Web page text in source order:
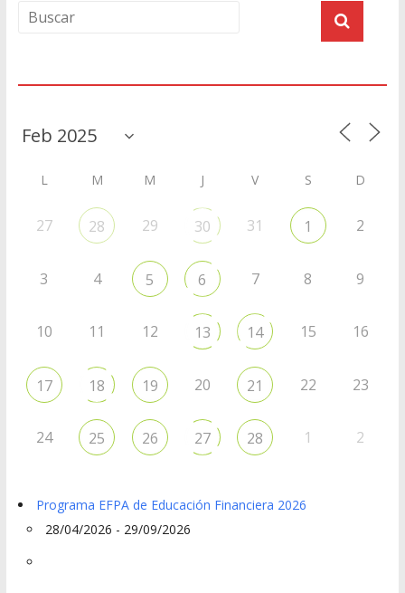
L M M J V S D
27 28 29 30 31 1 2
3 4 5 6 7 8 9
10 11 12 13 14 15 16
17 18 19 20 21 22 23
24 25 26 27 28 1 2
Programa EFPA de Educación Financiera 2026
28/04/2026 - 29/09/2026